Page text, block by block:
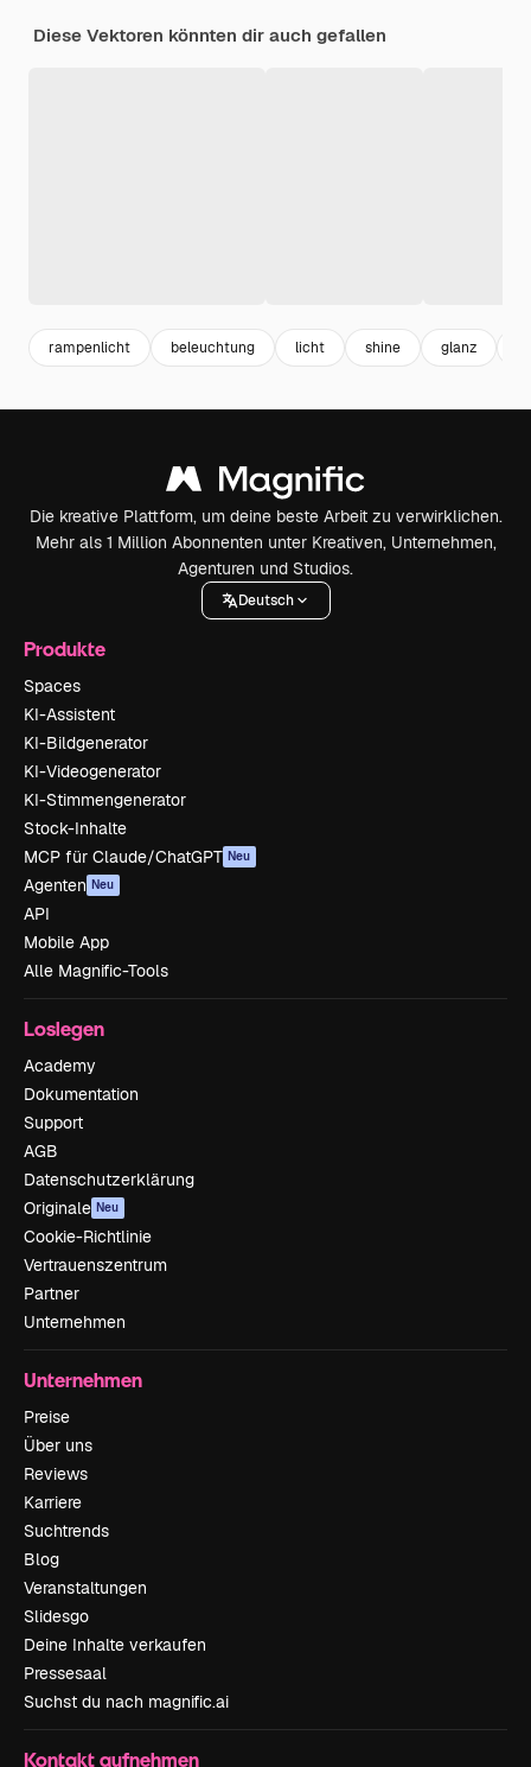
Diese Vektoren könnten dir auch gefallen
rampenlicht beleuchtung licht shine glanz
Die kreative Plattform, um deine beste Arbeit zu verwirklichen.
Mehr als 1 Million Abonnenten unter Kreativen, Unternehmen,
Agenturen und Studios.
Deutsch
Produkte
Spaces
KI-Assistent
KI-Bildgenerator
KI-Videogenerator
KI-Stimmengenerator
Stock-Inhalte
MCP für Claude/ChatGPT Neu
Agenten Neu
API
Mobile App
Alle Magnific-Tools
Loslegen
Academy
Dokumentation
Support
AGB
Datenschutzerklärung
Originale Neu
Cookie-Richtlinie
Vertrauenszentrum
Partner
Unternehmen
Unternehmen
Preise
Über uns
Reviews
Karriere
Suchtrends
Blog
Veranstaltungen
Slidesgo
Deine Inhalte verkaufen
Pressesaal
Suchst du nach magnific.ai
Kontakt aufnehmen